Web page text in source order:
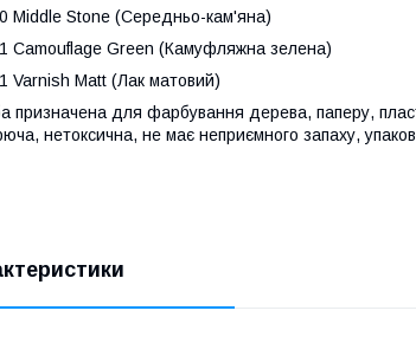
Middle Stone (Середньо-кам'яна)
Camouflage Green (Камуфляжна зелена)
Varnish Matt (Лак матовий)
призначена для фарбування дерева, паперу,
нетоксична, не має неприємного запаху,